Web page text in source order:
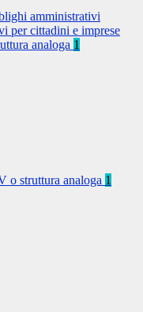
amministrativi
per cittadini e imprese
analoga 1
o struttura analoga 1